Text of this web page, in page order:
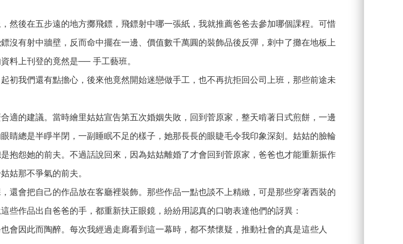
然後在五步遠的地方擲飛鏢，飛鏢射中哪一張紙，我就推薦爸爸去參加哪個課程。可惜
沒有射中牆壁，反而命中擺在一邊、價值數千萬圓的裝飾品後反彈，刺中了攤在地板上
料上刊登的竟然是── 手工藝班。
初我們還有點擔心，後來他竟然開始迷戀做手工，也不再抗拒回公司上班，那些前途未
適的建議。當時繪里姑姑宣告第五次婚姻失敗，回到菅原家，整天啃著日式煎餅，一邊
睛總是半睜半閉，一副睡眠不足的樣子，她那長長的眼睫毛令我印象深刻。姑姑的臉輪
抱怨她的前夫。不過話說回來，因為姑姑離婚了才會回到菅原家，爸爸也才能重新振作
姑那不爭氣的前夫。
還會把自己的作品放在客廳裡裝飾。那些作品一點也談不上精緻，可是那些穿著西裝的
些作品出自爸爸的手，都重新扶正眼鏡，紛紛用認真的口吻表達他們的訝異：
也會因此而陶醉。每次我經過走廊看到這一幕時，都不禁懷疑，推動社會的真是這些人